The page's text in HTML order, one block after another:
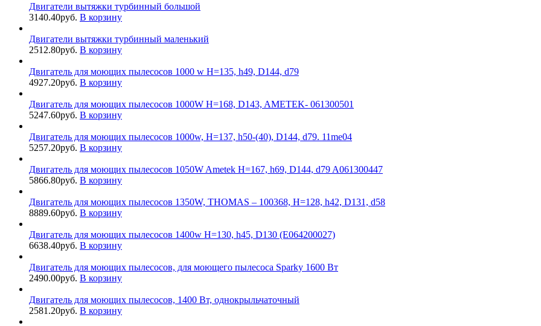
Двигатели вытяжки турбинный большой
3140.40руб. В корзину
Двигатели вытяжки турбинный маленький
2512.80руб. В корзину
Двигатель для моющих пылесосов 1000 w H=135, h49, D144, d79
4927.20руб. В корзину
Двигатель для моющих пылесосов 1000W H=168, D143, AMETEK- 061300501
5247.60руб. В корзину
Двигатель для моющих пылесосов 1000w, H=137, h50-(40), D144, d79. 11me04
5257.20руб. В корзину
Двигатель для моющих пылесосов 1050W Ametek H=167, h69, D144, d79 A061300447
5866.80руб. В корзину
Двигатель для моющих пылесосов 1350W, THOMAS – 100368, H=128, h42, D131, d58
8889.60руб. В корзину
Двигатель для моющих пылесосов 1400w H=130, h45, D130 (E064200027)
6638.40руб. В корзину
Двигатель для моющих пылесосов, для моющего пылесоса Sparky 1600 Вт
2490.00руб. В корзину
Двигатель для моющих пылесосов, 1400 Вт, однокрыльчаточный
2581.20руб. В корзину